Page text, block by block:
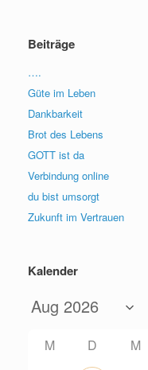
Beiträge
….
Güte im Leben
Dankbarkeit
Brot des Lebens
GOTT ist da
Verbindung online
du bist umsorgt
Zukunft im Vertrauen
Kalender
M D M